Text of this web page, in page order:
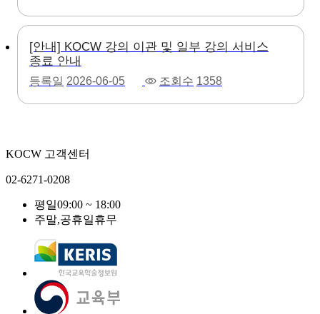
[안내] KOCW 강의 이관 및 일부 강의 서비스
종료 안내
등록일 2026-06-05 조회수 1358
KOCW 고객센터
02-6271-0208
평일09:00 ~ 18:00
주말,공휴일휴무